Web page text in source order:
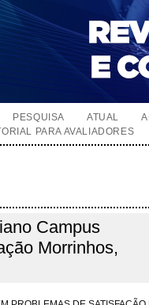
PESQUISA ATUAL
PARA AVALIADORES
Campus
Morrinhos,